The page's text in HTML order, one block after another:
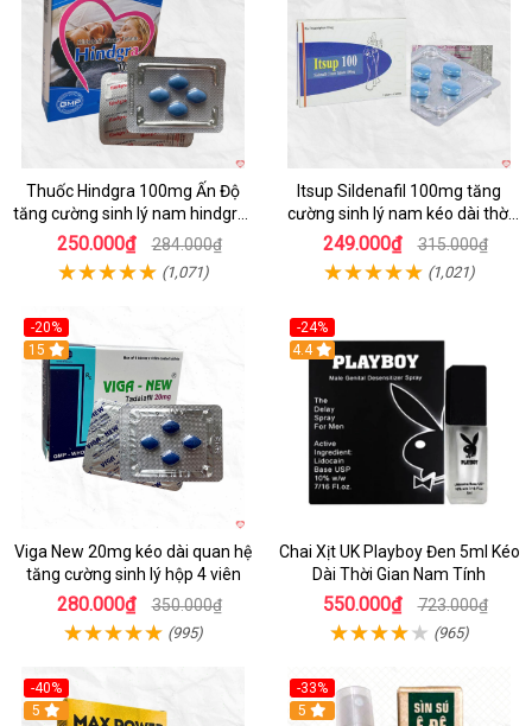
Thuốc Hindgra 100mg Ấn Độ
tăng cường sinh lý nam hindgra-
100 chống xts cương dương
250.000₫ 284.000₫
(1,071)
Itsup Sildenafil 100mg tăng
cường sinh lý nam kéo dài thời
gian hiệu quả
249.000₫ 315.000₫
(1,021)
-20%
15
Viga New 20mg kéo dài quan hệ
tăng cường sinh lý hộp 4 viên
280.000₫ 350.000₫
(995)
-24%
Hot
4.4
Chai Xịt UK Playboy Đen 5ml Kéo
Dài Thời Gian Nam Tính
550.000₫ 723.000₫
(965)
-40%
5
-33%
5